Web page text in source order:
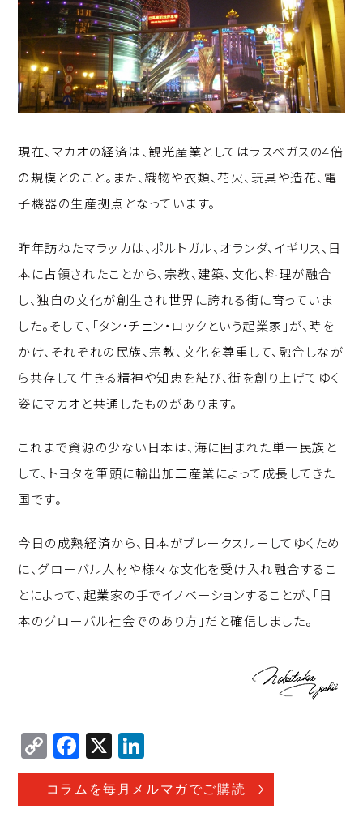
現在、マカオの経済は、観光産業としてはラスベガスの4倍
の規模とのこと。また、織物や衣類、花火、玩具や造花、電
子機器の生産拠点となっています。
昨年訪ねたマラッカは、ポルトガル、オランダ、イギリス、日
本に占領されたことから、宗教、建築、文化、料理が融合
し、独自の文化が創生され世界に誇れる街に育っていま
した。そして、「タン・チェン・ロックという起業家」が、時を
かけ、それぞれの民族、宗教、文化を尊重して、融合しなが
ら共存して生きる精神や知恵を結び、街を創り上げてゆく
姿にマカオと共通したものがあります。
これまで資源の少ない日本は、海に囲まれた単一民族と
して、トヨタを筆頭に輸出加工産業によって成長してきた
国です。
今日の成熟経済から、日本がブレークスルーしてゆくため
に、グローバル人材や様々な文化を受け入れ融合するこ
とによって、起業家の手でイノベーションすることが、「日
本のグローバル社会でのあり方」だと確信しました。
C
o
p
F
a
c
X
n
k
コラムを毎月メルマガでご購読